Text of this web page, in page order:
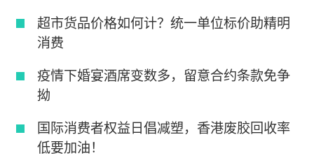
超市货品价格如何计？统一单位标价助精明
消费
疫情下婚宴酒席变数多，留意合约条款免争
拗
国际消费者权益日倡减塑，香港废胶回收率
低要加油！